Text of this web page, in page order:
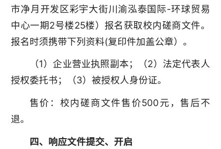
市净月开发区彩宇大街川渝泓泰国际-环球贸易
中心一期2号楼25楼）报名获取校内磋商文件。
报名时须携带下列资料(复印件加盖公章）。
（1）企业营业执照副本；（2）法定代表人
授权委托书；（3）被授权人身份证。
售价：校内磋商文件售价500元，售后不
退。
四、响应文件提交、开启